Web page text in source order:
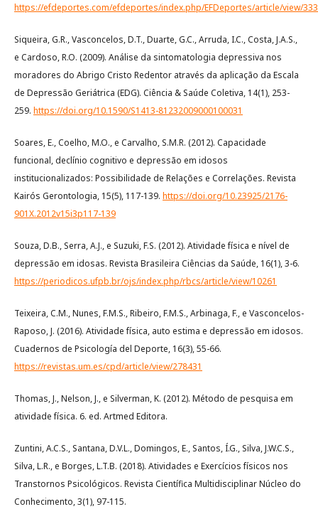
https://efdeportes.com/efdeportes/index.php/EFDeportes/article/view/333
Siqueira, G.R., Vasconcelos, D.T., Duarte, G.C., Arruda, I.C., Costa, J.A.S.,
e Cardoso, R.O. (2009). Análise da sintomatologia depressiva nos
moradores do Abrigo Cristo Redentor através da aplicação da Escala
de Depressão Geriátrica (EDG). Ciência & Saúde Coletiva, 14(1), 253-
259. https://doi.org/10.1590/S1413-81232009000100031
Soares, E., Coelho, M.O., e Carvalho, S.M.R. (2012). Capacidade
funcional, declínio cognitivo e depressão em idosos
institucionalizados: Possibilidade de Relações e Correlações. Revista
Kairós Gerontologia, 15(5), 117-139. https://doi.org/10.23925/2176-
901X.2012v15i3p117-139
Souza, D.B., Serra, A.J., e Suzuki, F.S. (2012). Atividade física e nível de
depressão em idosas. Revista Brasileira Ciências da Saúde, 16(1), 3-6.
https://periodicos.ufpb.br/ojs/index.php/rbcs/article/view/10261
Teixeira, C.M., Nunes, F.M.S., Ribeiro, F.M.S., Arbinaga, F., e Vasconcelos-
Raposo, J. (2016). Atividade física, auto estima e depressão em idosos.
Cuadernos de Psicología del Deporte, 16(3), 55-66.
https://revistas.um.es/cpd/article/view/278431
Thomas, J., Nelson, J., e Silverman, K. (2012). Método de pesquisa em
atividade física. 6. ed. Artmed Editora.
Zuntini, A.C.S., Santana, D.V.L., Domingos, E., Santos, Í.G., Silva, J.W.C.S.,
Silva, L.R., e Borges, L.T.B. (2018). Atividades e Exercícios físicos nos
Transtornos Psicológicos. Revista Científica Multidisciplinar Núcleo do
Conhecimento, 3(1), 97-115.